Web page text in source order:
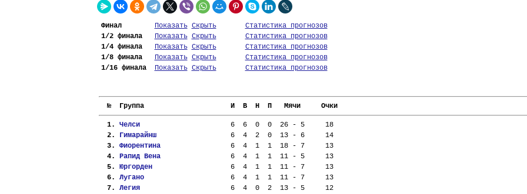
Финал Показать Скрыть
Статистика прогнозов
1/2 финала
Показать Скрыть
Статистика прогнозов
1/4 финала
Показать Скрыть
Статистика прогнозов
1/8 финала
Показать Скрыть
Статистика прогнозов
1/16 финала
Показать Скрыть Статистика прогнозов
  №  Группа                     И  В  Н  П   Мячи     Очки
  1.
Челси
  6  6  0  0  26 - 5     18
  2.
Гимарайнш
  6  4  2  0  13 - 6     14
  3.
Фиорентина
  6  4  1  1  18 - 7     13
  4.
Рапид Вена
  6  4  1  1  11 - 5     13
  5.
Юргорден
  6  4  1  1  11 - 7     13
  6.
Лугано
  6  4  1  1  11 - 7     13
  7.
Легия
  6  4  0  2  13 - 5     12